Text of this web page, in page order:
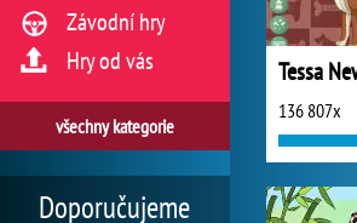
Tessa
136 807x
Závodní hry
Hry od vás
všechny kategorie
Doporučujeme